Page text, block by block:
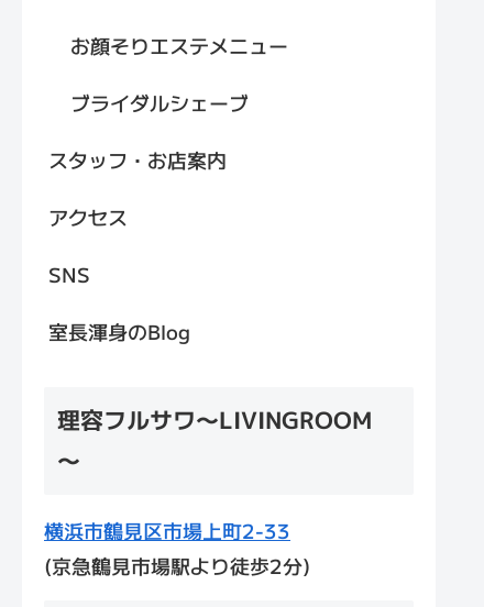
お顔そりエステメニュー
ブライダルシェーブ
スタッフ・お店案内
アクセス
SNS
室長渾身のBlog
理容フルサワ～LIVINGROOM
～
横浜市鶴見区市場上町2-33
(京急鶴見市場駅より徒歩2分)